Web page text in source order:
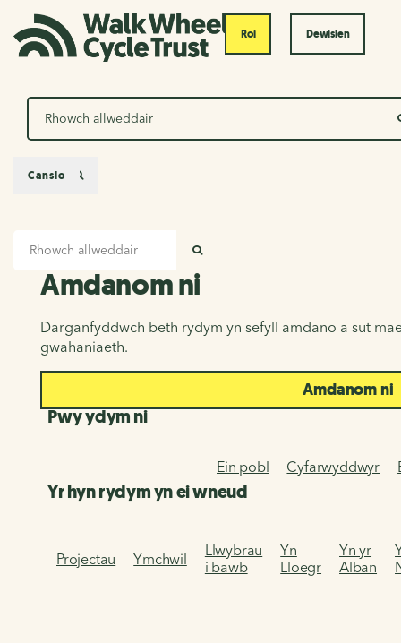
Roi Dewislen
Chwilio
Amdanom ni
Amdanom ni
Darganfyddwch beth rydym yn sefyll amdano a sut
gwahaniaeth.
Amdanom ni
Pwy ydym ni
Ein pobl Cyfarwyddwyr
Yr hyn rydym yn ei wneud
Projectau Ymchwil
Llwybrau
i bawb
Yn
Lloegr
Yn yr
Alban
Canslo